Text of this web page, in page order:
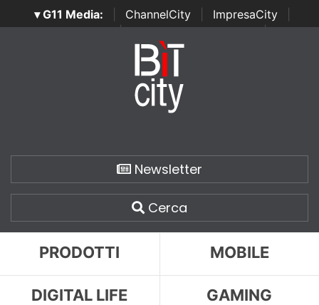
▾ G11 Media: ChannelCity ImpresaCity
SecurityOpenLab | Italian Channel Awards | Italian
Italian Security Awards
Newsletter
Cerca
PRODOTTI MOBILE
DIGITAL LIFE GAMING